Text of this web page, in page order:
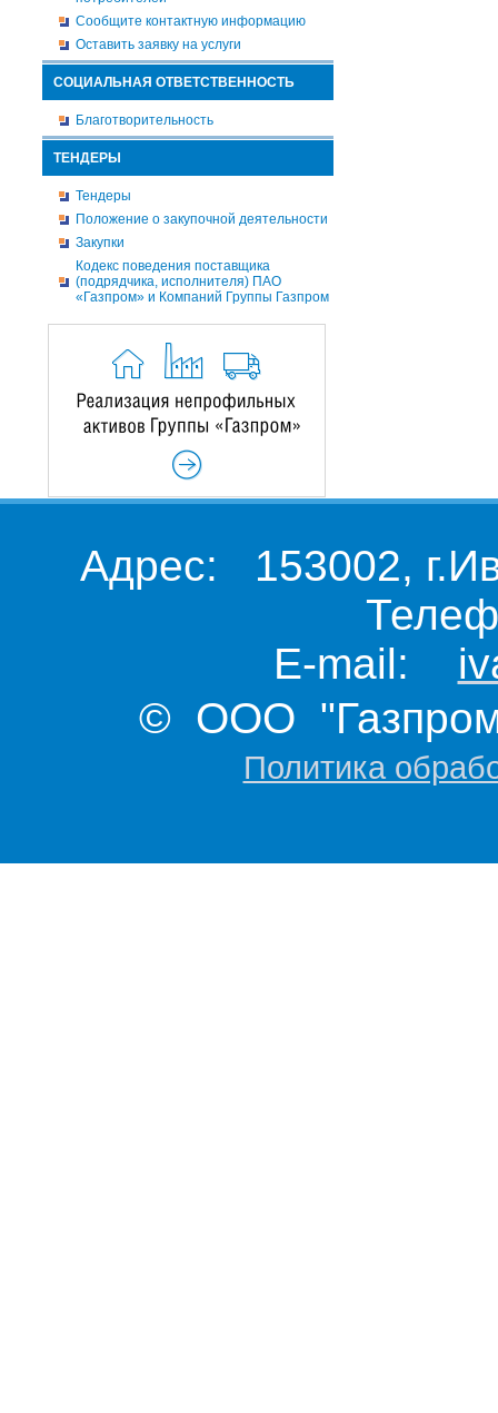
Сообщите контактную информацию
Оставить заявку на услуги
СОЦИАЛЬНАЯ ОТВЕТСТВЕННОСТЬ
Благотворительность
ТЕНДЕРЫ
Тендеры
Положение о закупочной деятельности
Закупки
Кодекс поведения поставщика
(подрядчика, исполнителя) ПАО
«Газпром» и Компаний Группы Газпром
Адрес: 153002,
E-mail:
© ООО "Газпром
Политика